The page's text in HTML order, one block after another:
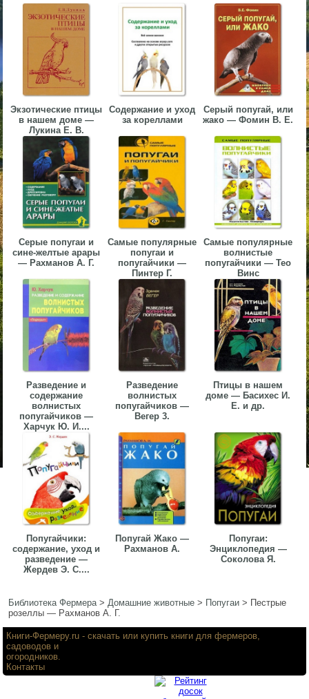
Экзотические птицы
в нашем доме —
Лукина Е. В.
Содержание и уход
за кореллами
Серый попугай, или
жако — Фомин В. Е.
Серые попугаи и
сине-желтые арары
— Рахманов А. Г.
Самые популярные
попугаи и
попугайчики —
Пинтер Г.
Самые популярные
волнистые
попугайчики — Тео
Винс
Разведение и
содержание
волнистых
попугайчиков —
Харчук Ю. И....
Разведение
волнистых
попугайчиков —
Вегер 3.
Птицы в нашем
доме — Басихес И.
Е. и др.
Попугайчики:
содержание, уход и
разведение —
Жердев Э. С....
Попугай Жако —
Рахманов А.
Попугаи:
Энциклопедия —
Соколова Я.
Библиотека Фермера>Домашние животные > Попугаи > Пестрые
розеллы — Рахманов А. Г.
▼
▼
▼
▼
Книги-Фермеру.ru - скачать или купить книги для фермеров,
садоводов и
огородников.
Контакты